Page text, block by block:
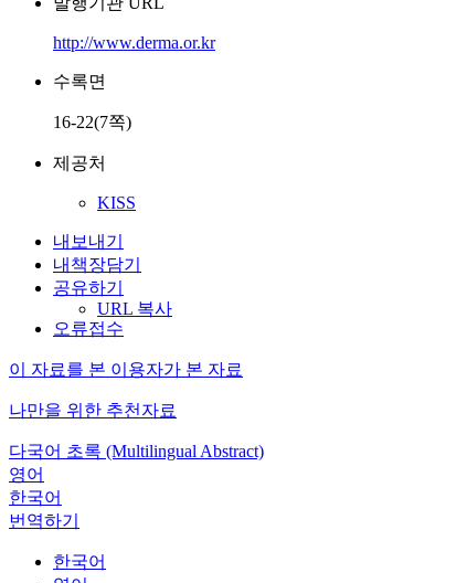
http://www.derma.or.kr
수록면
16-22(7쪽)
제공처
KISS
내보내기
내책장담기
공유하기
URL 복사
오류접수
이 자료를 본 이용자가 본 자료
나만을 위한 추천자료
다국어 초록 (Multilingual Abstract)
영어
한국어
번역하기
한국어